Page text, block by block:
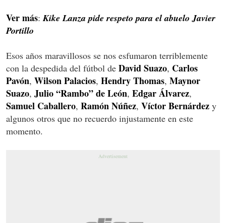
Ver más:Kike Lanza pide respeto para el abuelo Javier
Portillo
Esos años maravillosos se nos esfumaron terriblemente
con la despedida del fútbol de David Suazo, Carlos
Pavón, Wilson Palacios, Hendry Thomas, Maynor
Suazo, Julio “Rambo” de León, Edgar Álvarez,
Samuel Caballero, Ramón Núñez, Víctor Bernárdez y
algunos otros que no recuerdo injustamente en este
momento.